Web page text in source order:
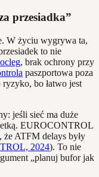
przesiadka”
W życiu wygrywa ta,
to nie
, brak ochrony przy
paszportowa poza
ryzyko, bo łatwo jest
jeśli sieć ma duże
EUROCONTROL
że ATFM delays były
2024). To nie
„planuj bufor jak